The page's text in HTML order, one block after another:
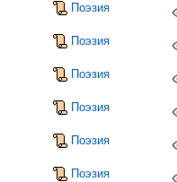
Поэзия
Поэзия
Поэзия
Поэзия
Поэзия
Поэзия